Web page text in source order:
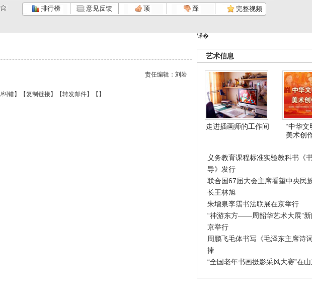
排行榜 意见反馈 顶 踩 完整视频
锘�
艺术信息
走进插画师的工作间
“中华文
美术创
义务教育课程标准实验教科书《
导》发行
联合国67届大会主席看望中央民
长王林旭
朱增泉李霑书法联展在京举行
“神游东方——周韶华艺术大展”
京举行
周鹏飞毛体书写《毛泽东主席诗
捧
“全国老年书画摄影采风大赛”在
责任编辑：刘岩
纠错】【复制链接】【转发邮件】【 】